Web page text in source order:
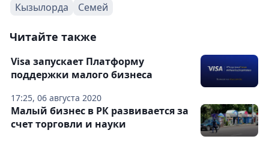
Кызылорда
Семей
Читайте также
17:25, 06 августа 2020
Visa запускает Платформу
поддержки малого бизнеса
Малый бизнес в РК развивается за
счет торговли и науки